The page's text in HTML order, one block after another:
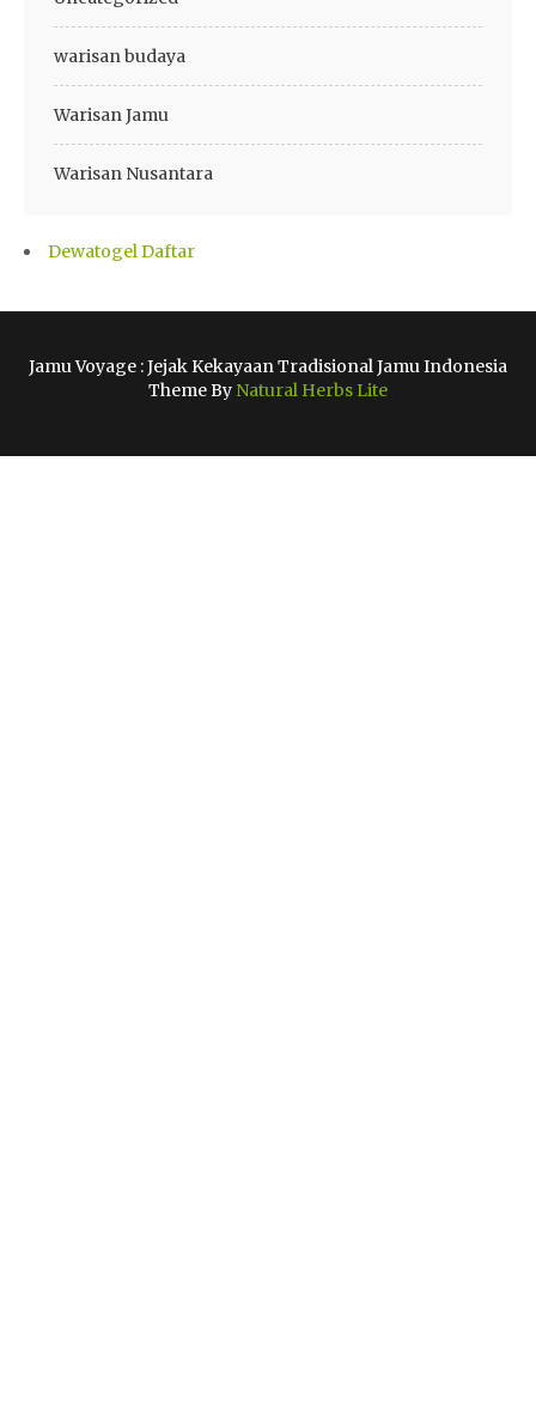
warisan budaya
Warisan Jamu
Warisan Nusantara
Dewatogel Daftar
Jamu Voyage : Jejak Kekayaan Tradisional Jamu Indonesia
Theme By Natural Herbs Lite